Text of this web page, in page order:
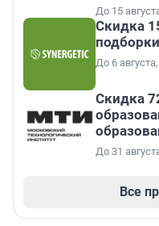
До 15
Скидка
подборки
До 6
Скидка
До 31
Все